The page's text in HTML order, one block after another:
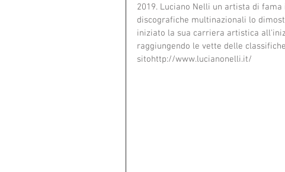
2019. Luciano Nelli un artista di
discografiche multinazionali lo
iniziato la sua carriera artistica
raggiungendo le vette delle
sitohttp://www.lucianonelli.it/